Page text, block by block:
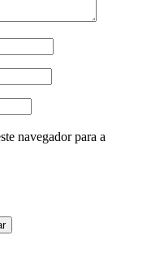
navegador para a